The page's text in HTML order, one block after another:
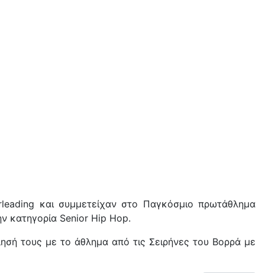
και συμμετείχαν στο Παγκόσμιο πρωτάθλημα
κατηγορία Senior Hip Hop.
τους με το άθλημα από τις Σειρήνες του Βορρά με